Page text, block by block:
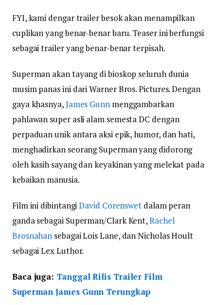
FYI, kami dengar trailer besok akan menampilkan
cuplikan yang benar-benar baru. Teaser ini berfungsi
sebagai trailer yang benar-benar terpisah.
Superman akan tayang di bioskop seluruh dunia
musim panas ini dari Warner Bros. Pictures. Dengan
gaya khasnya,James Gunnmenggambarkan
pahlawan super asli alam semesta DC dengan
perpaduan unik antara aksi epik, humor, dan hati,
menghadirkan seorang Superman yang didorong
oleh kasih sayang dan keyakinan yang melekat pada
kebaikan manusia.
Film ini dibintangiDavid Corenswet dalam peran
ganda sebagai Superman/Clark Kent,Rachel
Brosnahan sebagai Lois Lane, dan Nicholas Hoult
sebagai Lex Luthor.
Baca juga: Tanggal Rilis Trailer Film
Superman James Gunn Terungkap